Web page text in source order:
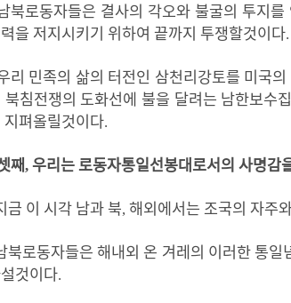
북로동자들은 결사의 각오와 불굴의 투지를
을 저지시키기 위하여 끝까지 투쟁할것이다.
리 민족의 삶의 터전인 삼천리강토를 미국의
북침전쟁의 도화선에 불을 달려는 남한보수
지펴올릴것이다.
째, 우리는 로동자통일선봉대로서의 사명감
금 이 시각 남과 북, 해외 에서는 조국의 자주
북로동자들은 해내외 온 겨레 의 이러한 통일
것이다.